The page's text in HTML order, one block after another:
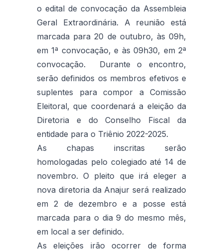
o edital de convocação da Assembleia
Geral Extraordinária. A reunião está
marcada para 20 de outubro, às 09h,
em 1ª convocação, e às 09h30, em 2ª
convocação. Durante o encontro,
serão definidos os membros efetivos e
suplentes para compor a Comissão
Eleitoral, que coordenará a eleição da
Diretoria e do Conselho Fiscal da
entidade para o Triênio 2022-2025.
As chapas inscritas serão
homologadas pelo colegiado até 14 de
novembro. O pleito que irá eleger a
nova diretoria da Anajur será realizado
em 2 de dezembro e a posse está
marcada para o dia 9 do mesmo mês,
em local a ser definido.
As eleições irão ocorrer de forma